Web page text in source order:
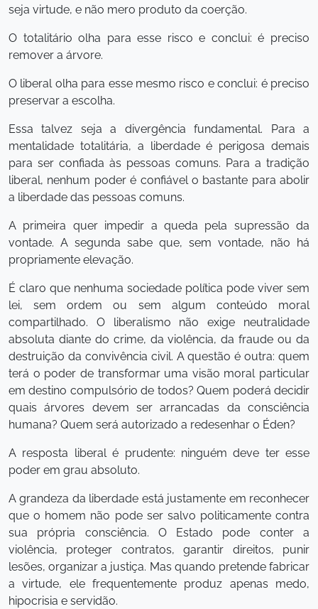
seja virtude, e não mero produto da coerção.
O totalitário olha para esse risco e conclui: é preciso
remover a árvore.
O liberal olha para esse mesmo risco e conclui: é preciso
preservar a escolha.
Essa talvez seja a divergência fundamental. Para a
mentalidade totalitária, a liberdade é perigosa demais
para ser confiada às pessoas comuns. Para a tradição
liberal, nenhum poder é confiável o bastante para abolir
a liberdade das pessoas comuns.
A primeira quer impedir a queda pela supressão da
vontade. A segunda sabe que, sem vontade, não há
propriamente elevação.
É claro que nenhuma sociedade política pode viver sem
lei, sem ordem ou sem algum conteúdo moral
compartilhado. O liberalismo não exige neutralidade
absoluta diante do crime, da violência, da fraude ou da
destruição da convivência civil. A questão é outra: quem
terá o poder de transformar uma visão moral particular
em destino compulsório de todos? Quem poderá decidir
quais árvores devem ser arrancadas da consciência
humana? Quem será autorizado a redesenhar o Éden?
A resposta liberal é prudente: ninguém deve ter esse
poder em grau absoluto.
A grandeza da liberdade está justamente em reconhecer
que o homem não pode ser salvo politicamente contra
sua própria consciência. O Estado pode conter a
violência, proteger contratos, garantir direitos, punir
lesões, organizar a justiça. Mas quando pretende fabricar
a virtude, ele frequentemente produz apenas medo,
hipocrisia e servidão.